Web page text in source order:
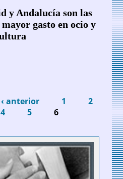
y Andalucía son las
gasto en ocio y
de Ostelea sobre el gasto
en ocio y cultura
‹ anterior 1
2
4 5 6